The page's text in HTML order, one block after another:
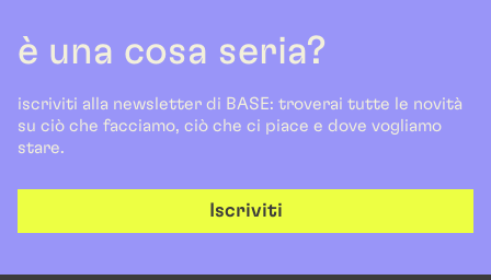
è una cosa seria?
iscriviti alla newsletter di BASE: troverai tutte le novità
su ciò che facciamo, ciò che ci piace e dove vogliamo
stare.
Iscriviti